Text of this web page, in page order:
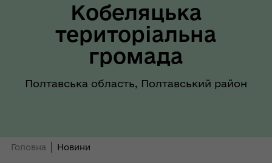
Кобеляцька
територіальна
громада
Полтавська область, Полтавський район
Головна Новини